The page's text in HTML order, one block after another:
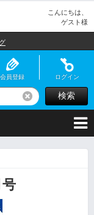
こんにちは、
ゲスト様
会員登録 ログイン
リセット検索